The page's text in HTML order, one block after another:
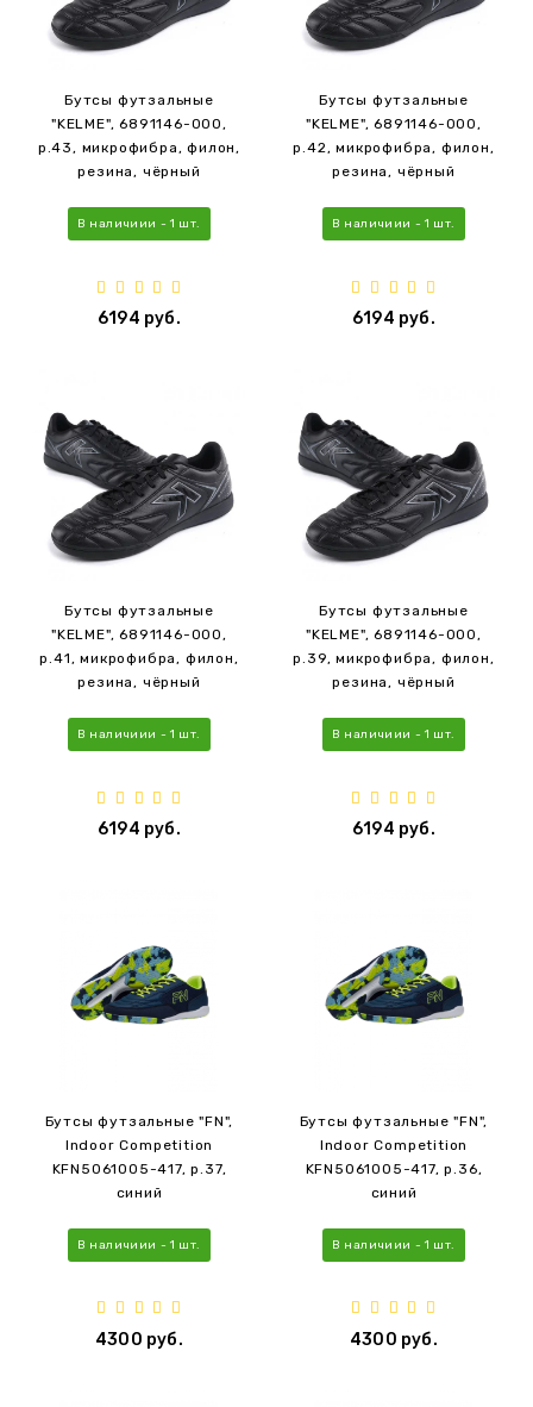
Бутсы футзальные
"KELME", 6891146-000,
р.43, микрофибра, филон,
резина, чёрный
В наличиии - 1 шт.
6194 руб.
Бутсы футзальные
"KELME", 6891146-000,
р.42, микрофибра, филон,
резина, чёрный
В наличиии - 1 шт.
6194 руб.
Бутсы футзальные
"KELME", 6891146-000,
р.41, микрофибра, филон,
резина, чёрный
В наличиии - 1 шт.
6194 руб.
Бутсы футзальные
"KELME", 6891146-000,
р.39, микрофибра, филон,
резина, чёрный
В наличиии - 1 шт.
6194 руб.
Бутсы футзальные "FN",
Indoor Competition
KFN5061005-417, р.37,
синий
В наличиии - 1 шт.
4300 руб.
Бутсы футзальные "FN",
Indoor Competition
KFN5061005-417, р.36,
синий
В наличиии - 1 шт.
4300 руб.